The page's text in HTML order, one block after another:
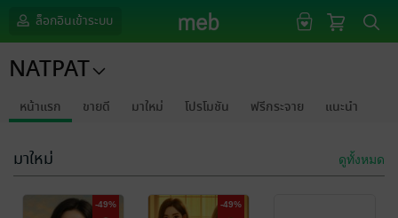
ล็อกอินเข้าระบบ
NATPAT
หน้าแรก ขายดี มาใหม่ โปรโมชัน ฟรีกระจาย แนะนำ
มาใหม่ ดูทั้งหมด
-49% -49%